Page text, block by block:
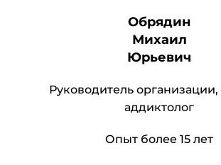
Обрядин
Михаил
Юрьевич
Руководитель организации,
аддиктолог
Опыт более 15 лет